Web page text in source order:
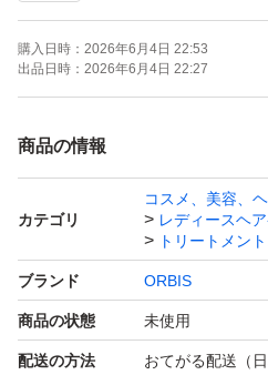
よろしくお願いいたします。
オルビス エッセンスインヘアミ
ブランド：ORBIS
＊即購入歓迎いたします。
＊お値引きはご遠慮いただい
＊完璧な物をお求めの方は、ご
＊当方、喫煙者はおりません。
ん。
購入日時： 2026年6月4日 22:53
出品日時： 2026年6月4日 22:27
商品の情報
カテゴリ
コスメ、美容、
レディースヘ
トリートメン
ブランド ORBIS
商品の状態 未使用
配送の方法 おてがる配送（日